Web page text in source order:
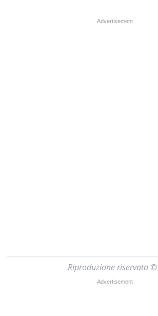
Riproduzione riservata